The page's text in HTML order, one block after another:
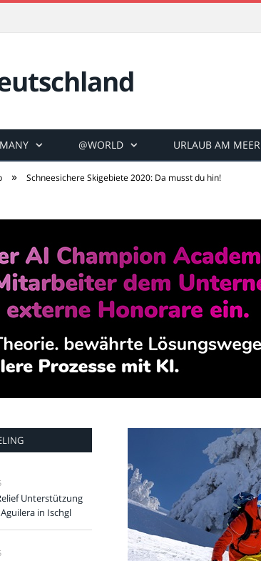
@WORLD URLAUB AM MEER
» Schneesichere Skigebiete 2020: Da musst du hin!
Unterstützung
in Ischgl